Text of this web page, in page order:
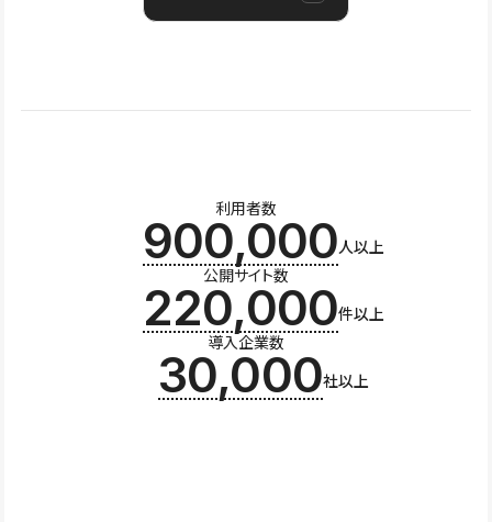
利用者数
900,000人以上
公開サイト数
220,000件以上
導入企業数
30,000社以上